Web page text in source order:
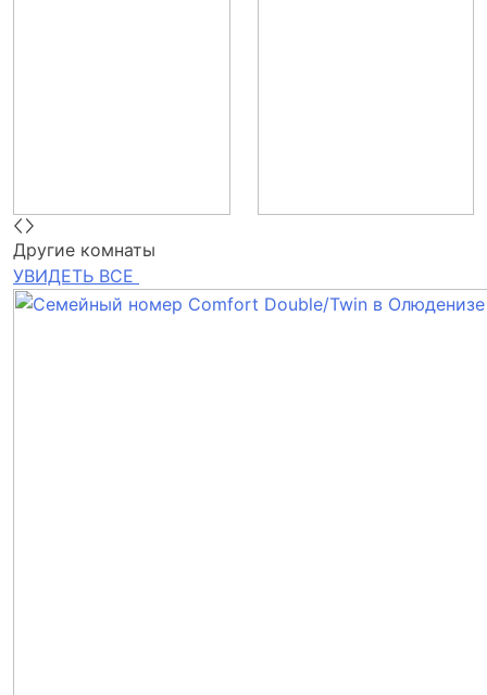
Другие комнаты
УВИДЕТЬ ВСЕ